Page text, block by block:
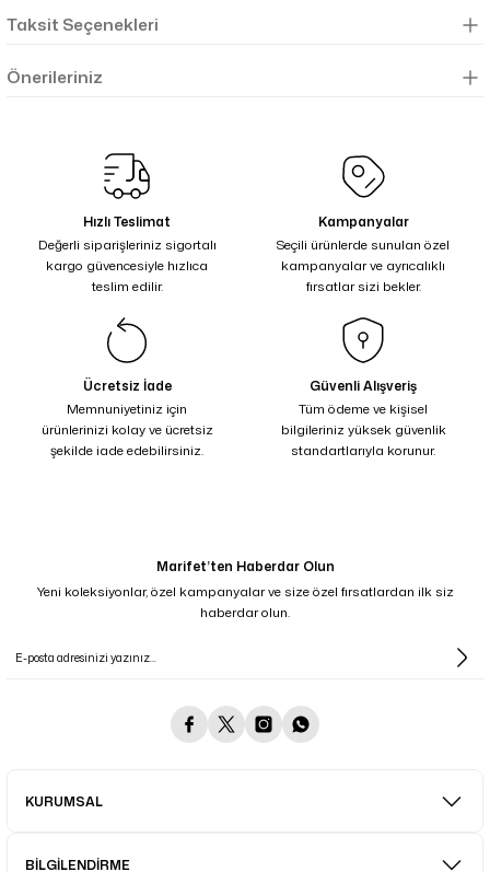
Taksit Seçenekleri
Önerileriniz
Hızlı Teslimat
Değerli siparişleriniz sigortalı
kargo güvencesiyle hızlıca
teslim edilir.
Kampanyalar
Seçili ürünlerde sunulan özel
kampanyalar ve ayrıcalıklı
fırsatlar sizi bekler.
Ücretsiz İade
Memnuniyetiniz için
ürünlerinizi kolay ve ücretsiz
şekilde iade edebilirsiniz.
Güvenli Alışveriş
Tüm ödeme ve kişisel
bilgileriniz yüksek güvenlik
standartlarıyla korunur.
Marifet’ten Haberdar Olun
Yeni koleksiyonlar, özel kampanyalar ve size özel fırsatlardan ilk siz
haberdar olun.
KURUMSAL
BİLGİLENDİRME